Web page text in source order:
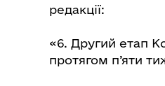
редакції:
«6. Другий етап
протягом п’яти